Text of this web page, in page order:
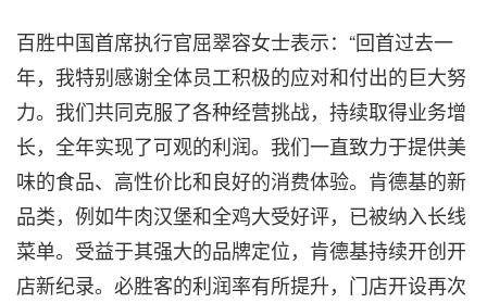
百胜中国首席执行官屈翠容女士表示：“回首过去一
年，我特别感谢全体员工积极的应对和付出的巨大努
力。我们共同克服了各种经营挑战，持续取得业务增
长，全年实现了可观的利润。我们一直致力于提供美
味的食品、高性价比和良好的消费体验。肯德基的新
品类，例如牛肉汉堡和全鸡大受好评，已被纳入长线
菜单。受益于其强大的品牌定位，肯德基持续开创开
店新纪录。必胜客的利润率有所提升，门店开设再次